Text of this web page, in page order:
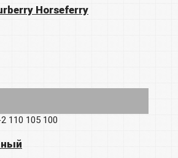
Horseferry
110 105 100